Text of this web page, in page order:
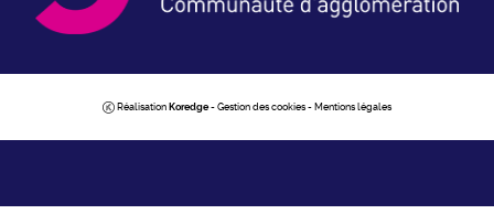
Réalisation Koredge - Gestion des cookies - Mentions légales